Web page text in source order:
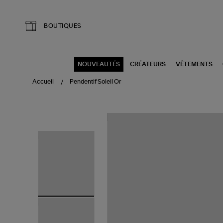
BOUTIQUES
NOUVEAUTÉS CRÉATEURS VÊTEMENTS
Accueil Pendentif Soleil Or